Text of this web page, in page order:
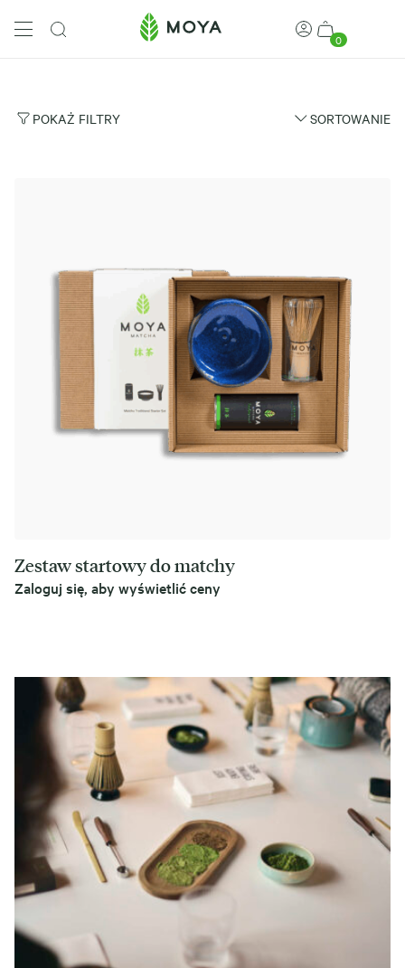
0
POKAŻ FILTRY SORTOWANIE
Zestaw startowy do matchy
Zaloguj się, aby wyświetlić ceny